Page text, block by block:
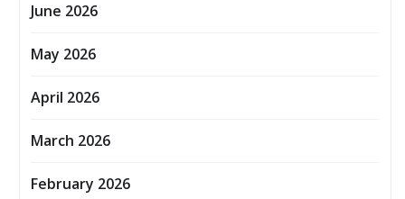
June 2026
May 2026
April 2026
March 2026
February 2026